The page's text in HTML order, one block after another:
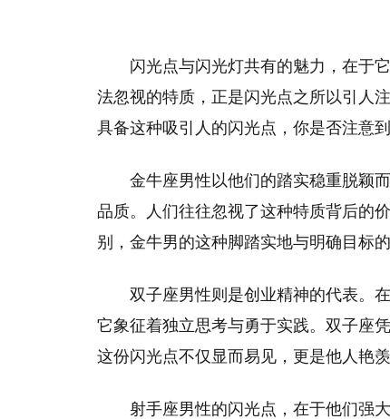
闪光点与闪光灯共有的魅力，在于
法忽视的特质，正是闪光点之所以引人
具备这种吸引人的闪光点，你是否注意
金牛座男性以他们的踏实稳重脱颖
品质。人们往往忽视了这种特质背后的
别，金牛男的这种脚踏实地与明确目标
双子座男性则是创业精神的代表。
它象征着独立思考与勇于实践。双子座
这份闪光点不仅显而易见，更是他人艳羡
射手座男性的闪光点，在于他们强